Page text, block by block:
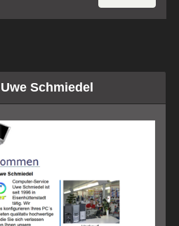
Schmiedel